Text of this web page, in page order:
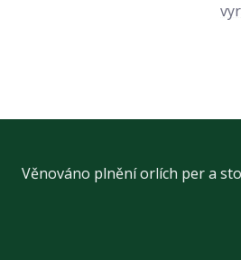
Věnováno plnění orlích per a